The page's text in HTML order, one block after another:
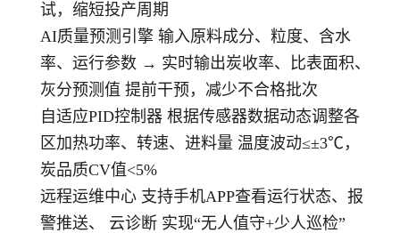
试，缩短投产周期
AI质量预测引擎 输入原料成分、粒度、含水
率、运行参数 → 实时输出炭收率、比表面积、
灰分预测值 提前干预，减少不合格批次
自适应PID控制器 根据传感器数据动态调整各
区加热功率、转速、进料量 温度波动≤±3℃，
炭品质CV值<5%
远程运维中心 支持手机APP查看运行状态、报
警推送、 云诊断 实现“无人值守+少人巡检”